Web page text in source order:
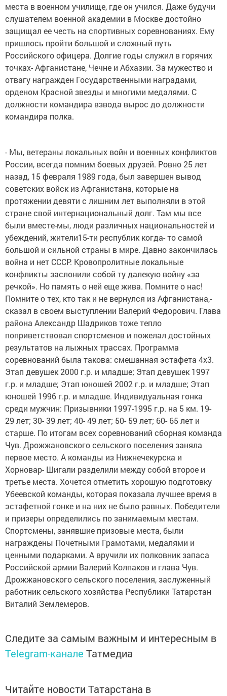
места в военном училище, где он учился. Даже будучи
слушателем военной академии в Москве достойно
защищал ее честь на спортивных соревнованиях. Ему
пришлось пройти большой и сложный путь
Российского офицера. Долгие годы служил в горячих
точках- Афганистане, Чечне и Абхазии. За мужество и
отвагу награжден Государственными наградами,
орденом Красной звезды и многими медалями. С
должности командира взвода вырос до должности
командира полка.
- Мы, ветераны локальных войн и военных конфликтов
России, всегда помним боевых друзей. Ровно 25 лет
назад, 15 февраля 1989 года, был завершен вывод
советских войск из Афганистана, которые на
протяжении девяти с лишним лет выполняли в этой
стране свой интернациональный долг. Там мы все
были вместе-мы, люди различных национальностей и
убеждений, жители15-ти республик когда- то самой
большой и сильной страны в мире. Давно закончилась
война и нет СССР. Кровопролитные локальные
конфликты заслонили собой ту далекую войну «за
речкой». Но память о ней еще жива. Помните о нас!
Помните о тех, кто так и не вернулся из Афганистана,-
сказал в своем выступлении Валерий Федорович. Глава
района Александр Шадриков тоже тепло
поприветствовал спортсменов и пожелал достойных
результатов на лыжных трассах. Программа
соревнований была такова: смешанная эстафета 4х3.
Этап девушек 2000 г.р. и младше; Этап девушек 1997
г.р. и младше; Этап юношей 2002 г.р. и младше; Этап
юношей 1996 г.р. и младше. Индивидуальная гонка
среди мужчин: Призывники 1997-1995 г.р. на 5 км. 19-
29 лет; 30- 39 лет; 40- 49 лет; 50- 59 лет; 60- 65 лет и
старше. По итогам всех соревнований сборная команда
Чув. Дрожжановского сельского поселения заняла
первое место. А команды из Нижнечекурска и
Хорновар- Шигали разделили между собой второе и
третье места. Хочется отметить хорошую подготовку
Убеевской команды, которая показала лучшее время в
эстафетной гонке и на них не было равных. Победители
и призеры определились по занимаемым местам.
Спортсмены, занявшие призовые места, были
награждены Почетными Грамотами, медалями и
ценными подарками. А вручили их полковник запаса
Российской армии Валерий Колпаков и глава Чув.
Дрожжановского сельского поселения, заслуженный
работник сельского хозяйства Республики Татарстан
Виталий Землемеров.
Следите за самым важным и интересным в
Telegram-канале Татмедиа
Читайте новости Татарстана в